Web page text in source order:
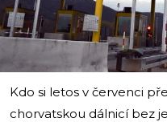
Kdo si letos v červenci
chorvatskou dálnicí bez